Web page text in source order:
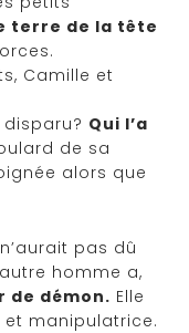
terre de la tête
Camille et
Qui l’a
de sa
alors que
pas dû
homme a,
de démon. Elle
et manipulatrice.